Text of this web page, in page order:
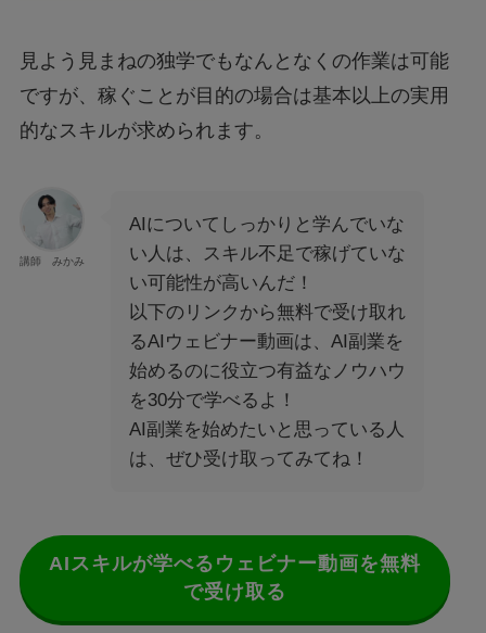
見よう見まねの独学でもなんとなくの作業は可能
ですが、稼ぐことが目的の場合は基本以上の実用
的なスキルが求められます。
講師 みかみ
AIについてしっかりと学んでいな
い人は、スキル不足で稼げていな
い可能性が高いんだ！
以下のリンクから無料で受け取れ
るAIウェビナー動画は、AI副業を
始めるのに役立つ有益なノウハウ
を30分で学べるよ！
AI副業を始めたいと思っている人
は、ぜひ受け取ってみてね！
AIスキルが学べるウェビナー動画を無料
で受け取る